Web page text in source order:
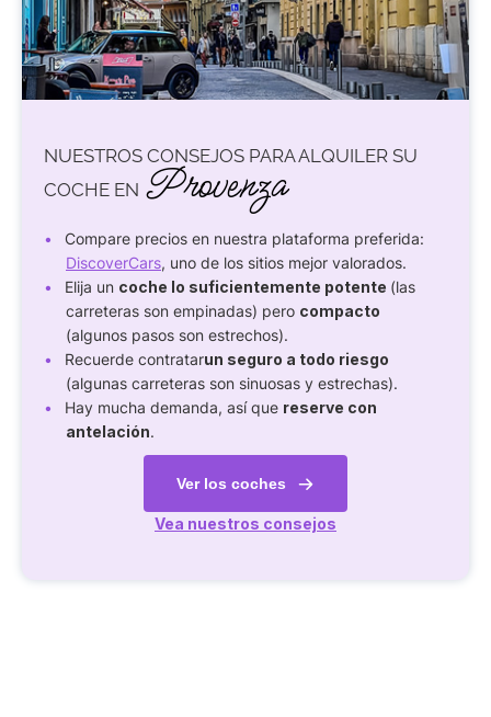
NUESTROS CONSEJOS PARA ALQUILER SU
COCHE EN Provenza
Compare precios en nuestra plataforma preferida:
DiscoverCars, uno de los sitios mejor valorados.
Elija un coche lo suficientemente potente (las
carreteras son empinadas) pero compacto
(algunos pasos son estrechos).
Recuerde contratarun seguro a todo riesgo
(algunas carreteras son sinuosas y estrechas).
Hay mucha demanda, así que reserve con
antelación.
Ver los coches
Vea nuestros consejos